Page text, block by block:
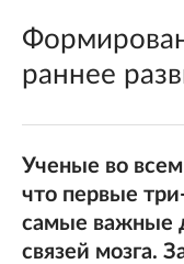
раннее
Ученые во
что первые
самые важные
связей мозга.